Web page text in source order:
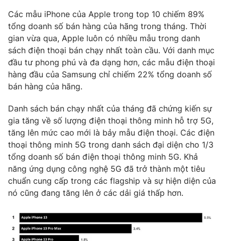
Phim VTV
Hậu trường
Nhân vật
Khán giả
Giải sao mai
Giải trí
Điện ảnh
Âm nhạc
Sao
Đời sống
Du lịch
Làm đẹp
Chất lượng cuộc sống
Giáo dục
Học trực tuyến
Công nghệ
Hitech Công nghệ tương lai
Sản phẩm
Thị trường
Tư vấn
Giao lưu trực tuyến
Lịch phát sóng
Chuyên mục khác
Emagazine Podcast
Các mẫu iPhone của Apple trong top 10 chiếm 89%
tổng doanh số bán hàng của hãng trong tháng. Thời
gian vừa qua, Apple luôn có nhiều mẫu trong danh
sách điện thoại bán chạy nhất toàn cầu. Với danh mục
đầu tư phong phú và đa dạng hơn, các mẫu điện thoại
hàng đầu của Samsung chỉ chiếm 22% tổng doanh số
bán hàng của hãng.
Danh sách bán chạy nhất của tháng đã chứng kiến ​​sự
gia tăng về số lượng điện thoại thông minh hỗ trợ 5G,
tăng lên mức cao mới là bảy mẫu điện thoại. Các điện
thoại thông minh 5G trong danh sách đại diện cho 1/3
tổng doanh số bán điện thoại thông minh 5G. Khả
năng ứng dụng công nghệ 5G đã trở thành một tiêu
chuẩn cung cấp trong các flagship và sự hiện diện của
nó cũng đang tăng lên ở các dải giá thấp hơn.